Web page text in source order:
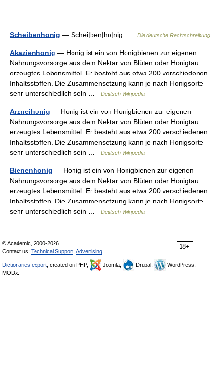
Scheibenhonig — Schei|ben|ho|nig … Die deutsche Rechtschreibung
Akazienhonig — Honig ist ein von Honigbienen zur eigenen
Nahrungsvorsorge aus dem Nektar von Blüten oder Honigtau
erzeugtes Lebensmittel. Er besteht aus etwa 200 verschiedenen
Inhaltsstoffen. Die Zusammensetzung kann je nach Honigsorte
sehr unterschiedlich sein …
Deutsch Wikipedia
Arzneihonig — Honig ist ein von Honigbienen zur eigenen
Nahrungsvorsorge aus dem Nektar von Blüten oder Honigtau
erzeugtes Lebensmittel. Er besteht aus etwa 200 verschiedenen
Inhaltsstoffen. Die Zusammensetzung kann je nach Honigsorte
sehr unterschiedlich sein …
Deutsch Wikipedia
Bienenhonig — Honig ist ein von Honigbienen zur eigenen
Nahrungsvorsorge aus dem Nektar von Blüten oder Honigtau
erzeugtes Lebensmittel. Er besteht aus etwa 200 verschiedenen
Inhaltsstoffen. Die Zusammensetzung kann je nach Honigsorte
sehr unterschiedlich sein …
Deutsch Wikipedia
18+
© Academic, 2000-2026
Contact us: Technical Support Advertising
Dictionaries export , created on PHP, Joomla, Drupal,
WordPress,
MODx.